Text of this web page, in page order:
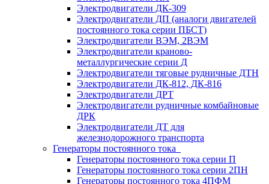
Электродвигатели ДК-309
Электродвигатели ДП (аналоги двигателей
постоянного тока серии ПБСТ)
Электродвигатели ВЭМ, 2ВЭМ
Электродвигатели краново-
металлургические серии Д
Электродвигатели тяговые рудничные ДТН
Электродвигатели ДК-812, ДК-816
Электродвигатели ДРТ
Электродвигатели рудничные комбайновые
ДРК
Электродвигатели ДТ для
железнодорожного транспорта
Генераторы постоянного тока
Генераторы постоянного тока серии П
Генераторы постоянного тока серии 2ПН
Генераторы постоянного тока 4ПФМ